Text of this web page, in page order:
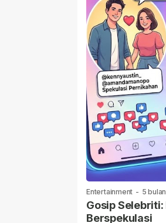
Entertainment - 5
Gosip
Berspekulasi